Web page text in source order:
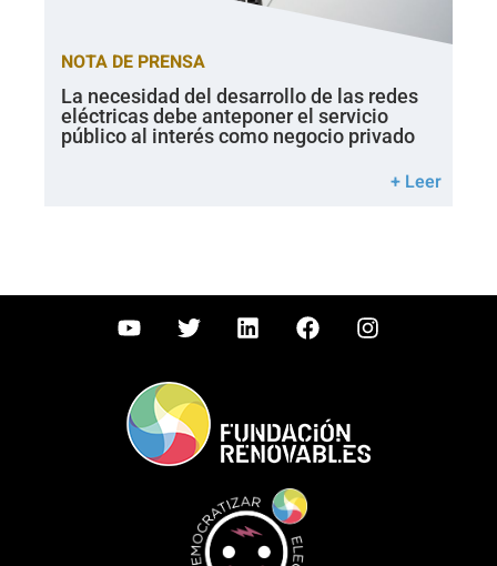
NOTA DE PRENSA
La necesidad del desarrollo de las redes
eléctricas debe anteponer el servicio
público al interés como negocio privado
+ Leer